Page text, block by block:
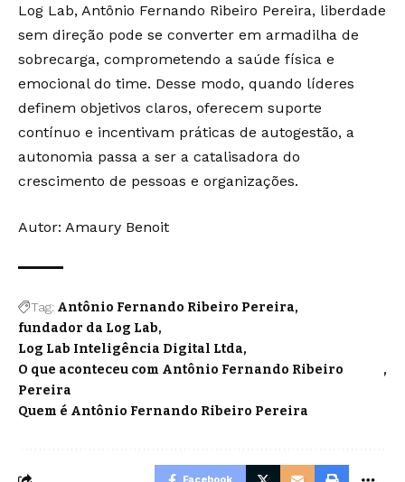
Log Lab, Antônio Fernando Ribeiro Pereira, liberdade
sem direção pode se converter em armadilha de
sobrecarga, comprometendo a saúde física e
emocional do time. Desse modo, quando líderes
definem objetivos claros, oferecem suporte
contínuo e incentivam práticas de autogestão, a
autonomia passa a ser a catalisadora do
crescimento de pessoas e organizações.
Autor: Amaury Benoit
Tag: Antônio Fernando Ribeiro Pereira
fundador da Log Lab
Log Lab Inteligência Digital Ltda
O que aconteceu com Antônio Fernando Ribeiro
Pereira
Quem é Antônio Fernando Ribeiro Pereira